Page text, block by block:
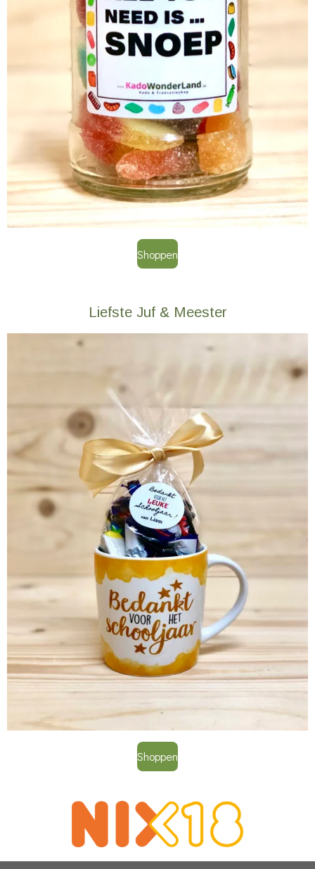
Shoppen
Liefste Juf & Meester
Shoppen